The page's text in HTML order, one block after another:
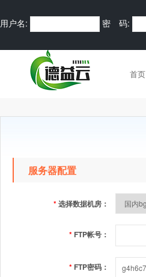
用户名: 密 码:
首页
服务器配置
*选择数据机房：
* FTP帐号：
* FTP密码：